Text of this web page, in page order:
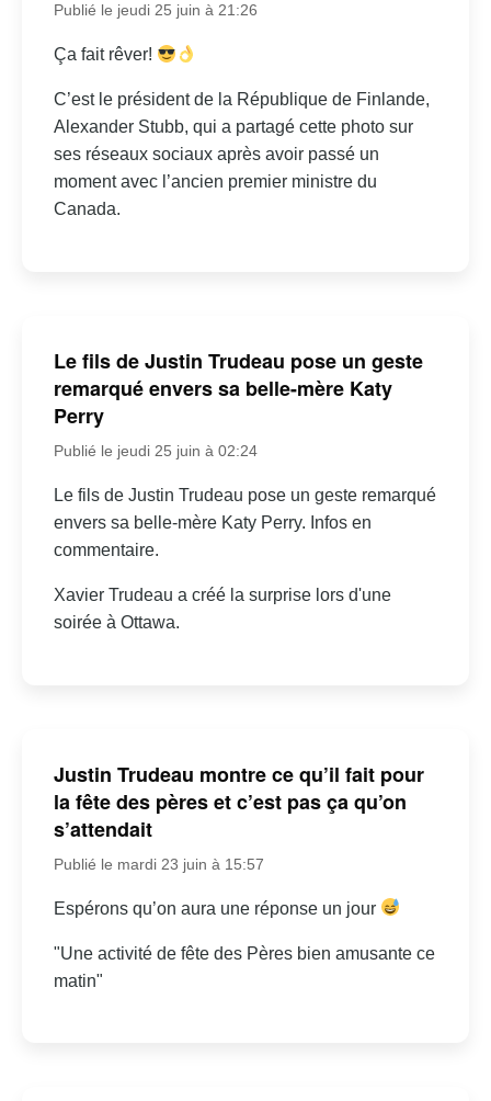
Publié le jeudi 25 juin à 21:26
Ça fait rêver!
C’est le président de la République de Finlande,
Alexander Stubb, qui a partagé cette photo sur
ses réseaux sociaux après avoir passé un
moment avec l’ancien premier ministre du
Canada.
Le fils de Justin Trudeau pose un geste
remarqué envers sa belle-mère Katy
Perry
Publié le jeudi 25 juin à 02:24
Le fils de Justin Trudeau pose un geste remarqué
envers sa belle-mère Katy Perry. Infos en
commentaire.
Xavier Trudeau a créé la surprise lors d'une
soirée à Ottawa.
Justin Trudeau montre ce qu’il fait pour
la fête des pères et c’est pas ça qu’on
s’attendait
Publié le mardi 23 juin à 15:57
Espérons qu’on aura une réponse un jour
"Une activité de fête des Pères bien amusante ce
matin"